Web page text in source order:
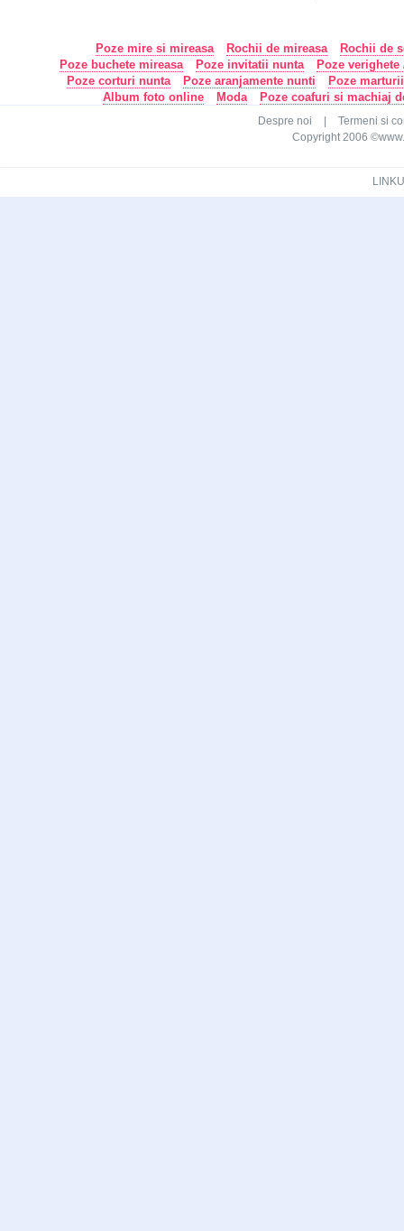
Poze mire si mireasa Rochii de mireasa
Rochii de
Poze buchete mireasa
Poze invitatii nunta
Poze
Poze corturi nunta
Poze aranjamente nunti
Poze
Album foto online
Moda Poze coafuri si machiaj
Despre noi
Termeni si
Copyright 2006